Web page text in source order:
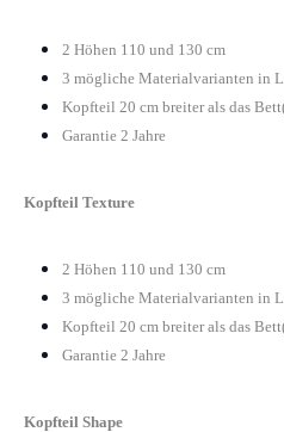
2 Höhen 110 und 130 cm
3 mögliche Materialvarianten in
Kopfteil 20 cm breiter als das
Garantie 2 Jahre
Kopfteil Texture
2 Höhen 110 und 130 cm
3 mögliche Materialvarianten in
Kopfteil 20 cm breiter als das
Garantie 2 Jahre
Kopfteil Shape